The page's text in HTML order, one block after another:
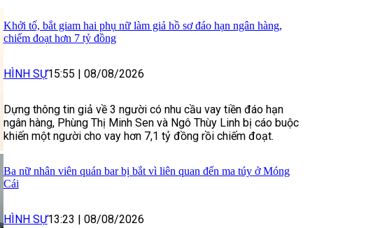
Khởi tố, bắt giam hai phụ nữ làm giả hồ sơ đáo hạn ngân hàng,
chiếm đoạt hơn 7 tỷ đồng
HÌNH SỰ15:55 | 08/08/2026
Dựng thông tin giả về 3 người có nhu cầu vay tiền đáo hạn
ngân hàng, Phùng Thị Minh Sen và Ngô Thùy Linh bị cáo buộc
khiến một người cho vay hơn 7,1 tỷ đồng rồi chiếm đoạt.
Ba nữ nhân viên quán bar bị bắt vì liên quan đến ma túy ở Móng
Cái
HÌNH SỰ13:23 | 08/08/2026